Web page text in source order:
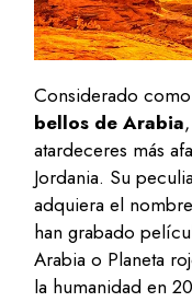
Considerado como
bellos de Arabia
atardeceres más
Jordania. Su
adquiera el
han grabado
Arabia o Planeta
la humanidad en